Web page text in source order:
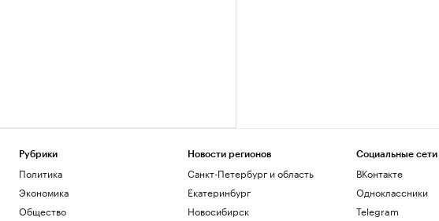
Рубрики
Политика
Экономика
Общество
Новости регионов
Санкт-Петербург и область
Екатеринбург
Новосибирск
Социальные сети
ВКонтакте
Одноклассники
Telegram